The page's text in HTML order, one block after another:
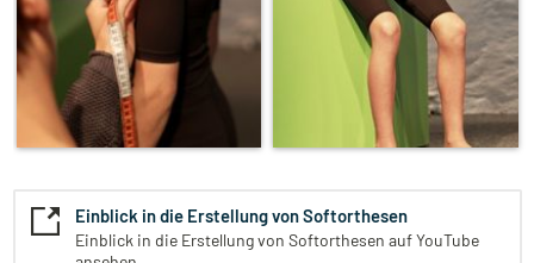
Einblick in die Erstellung von Softorthesen
Einblick in die Erstellung von Softorthesen auf YouTube